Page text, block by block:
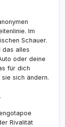
Im
Schauer.
das alles
oder deine
für dich
sich ändern.
Rivalität